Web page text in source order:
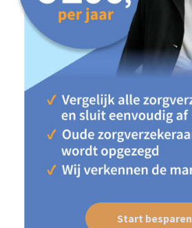
Start besparen